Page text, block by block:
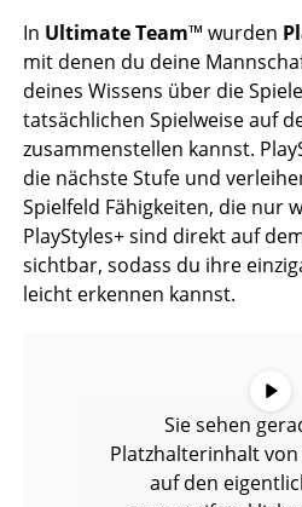
In Ultimate Team™ wurden
mit denen du deine
deines Wissens über die
tatsächlichen Spielweise auf
zusammenstellen kannst.
die nächste Stufe und
Spielfeld Fähigkeiten, die nur
PlayStyles+ sind direkt auf
sichtbar, sodass du ihre
leicht erkennen kannst.
Sie sehen
Platzhalterinhalt
auf den